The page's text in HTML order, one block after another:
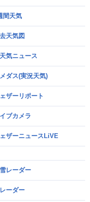
間天気
天気図
気ニュース
ダス(実況天気)
ザーリポート
ブカメラ
ザーニュースLiVE
レーダー
ーダー